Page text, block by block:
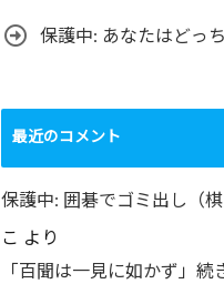
保護中: あなたはどっ
最近のコメント
保護中: 囲碁でゴミ出し（棋
こ より
「百聞は一見に如かず」続